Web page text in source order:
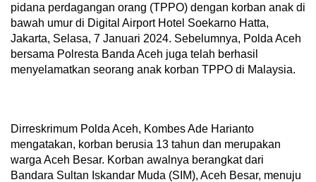
pidana perdagangan orang (TPPO) dengan korban anak di
bawah umur di Digital Airport Hotel Soekarno Hatta,
Jakarta, Selasa, 7 Januari 2024. Sebelumnya, Polda Aceh
bersama Polresta Banda Aceh juga telah berhasil
menyelamatkan seorang anak korban TPPO di Malaysia.
Dirreskrimum Polda Aceh, Kombes Ade Harianto
mengatakan, korban berusia 13 tahun dan merupakan
warga Aceh Besar. Korban awalnya berangkat dari
Bandara Sultan Iskandar Muda (SIM), Aceh Besar, menuju